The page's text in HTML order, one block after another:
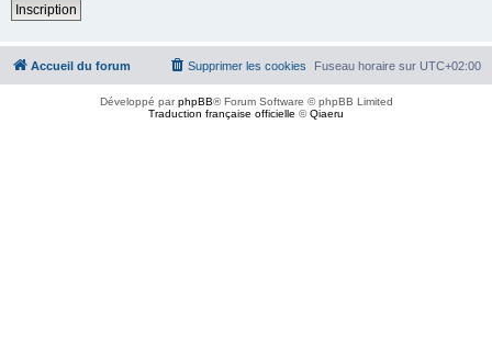
Inscription
Accueil du forum Fuseau horaire sur UTC+02:00
Supprimer les cookies
Développé parphpBB® Forum Software © phpBB Limited
Traduction française officielle ©Qiaeru